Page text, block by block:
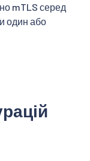
mTLS серед
один або